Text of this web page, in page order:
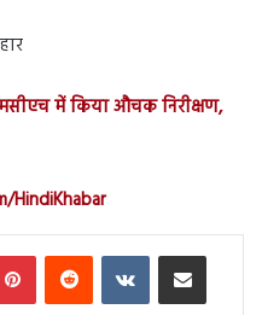
में किया औचक निरीक्षण,
PinterestReddit VKontakteShare via Email